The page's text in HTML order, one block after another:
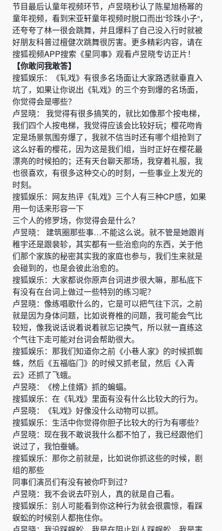
节目最后认童年视频环节，卢昱晓秒认了陈星旭杨幂的
童年视频，看到宋亚轩童年视频时脱口而出“珍珠小子“，
还夸夸了林一很会跳舞，并且爆料了自己没入行时就被
好朋友科普过檀健次跳舞很厉害。更多精彩内容，请在
搜狐视频APP搜索《星同事》观看卢昱晓专访正片！
【你敢问我敢答】
搜狐娱乐：《轧戏》有很多名场面让大家路透就垂直入
坑了，如果让你说出《轧戏》的三个夯到爆的名场面，
你觉得会是哪些？
卢昱晓： 我觉得有很多搞笑的，就比如像那个按电梯，
我们四个人按电梯，我觉得应该会比较好玩；樱花吻肯
定是场景氛围夯爆了，我就不信当时还有哪个组抢到了
这么好看的樱花，因为这是我们组，当时正好在樱花最
漂亮的时候拍的；还有天台聊天那场，我穿着礼服，我
也很喜欢，有很多这种交心的时刻，一些事业上发光的
时刻。
搜狐娱乐：网友热评《轧戏》三个人有三种CP感，如果
用一句话来形容一下
三个人的修罗场，你觉得会是什么？
卢昱晓： 建筑圈那些事…不能这么说。就不管是她跟肖
稚宇还是跟裴轸，其实都有一些治愈向的东西，关于他
们那个家族的秘密其实我的家庭也参与，我们生来就是
会碰到的，也是会彼此治愈的。
搜狐娱乐：大家都说你原声台词进步很大嘛，那私底下
有没有在台词上做过一些特别的练习呢？
卢昱晓：像练唱歌什么的，它是可以把气往下沉，之前
就是因为身体问题，比如说脊椎的问题，我可能会气比
较短，像我说话说着说着就忘记换气，所以就一直练这
个气往下走可能对台词会帮助很大。
搜狐娱乐：那我们知道你之前《小巷人家》的时候抓蜘
蛛，然后《五福临门》的时候又抓老鼠，然后《入青
云》还抓了飞蛾。
卢昱晓：《榜上佳婿》抓的蝙蝠。
搜狐娱乐：在《轧戏》里面有没有什么比较大的行为。
卢昱晓：《轧戏》好像没什么动物可以抓。
搜狐娱乐：生活中你觉得你胆子比较大的行为有哪些？
卢昱晓：现在我不敢说我什么都不怕了，我已经跟他们
说过了，我怕蚕蛹。
搜狐娱乐：那你之前就是，比如说你抓这些的时候，剧
组的那些
同事们演员们有没有被你吓到过？
卢昱晓：我不会说去吓别人，真的就是自己看。
搜狐娱乐：别人可能看到你这种行为就会很震惊，看踩
蜈蚣的时候别人都拖住你。